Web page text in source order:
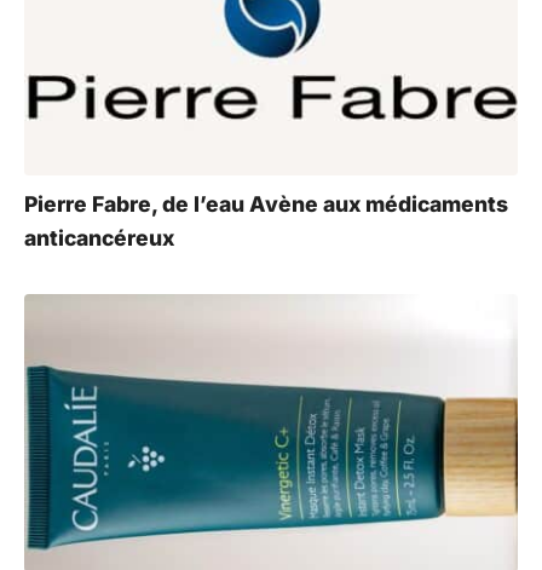
Pierre Fabre, de l’eau Avène aux médicaments
anticancéreux